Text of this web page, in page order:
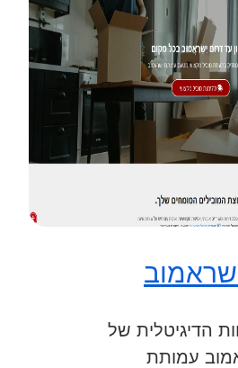
הדיגיטלית של
עמותת